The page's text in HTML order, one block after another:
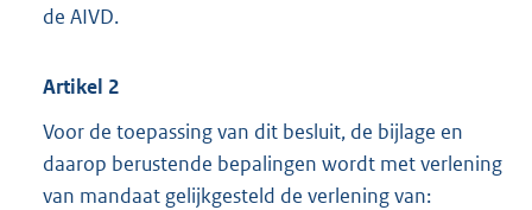
de AIVD.
Artikel 2
Voor de toepassing van dit besluit, de bijlage en
daarop berustende bepalingen wordt met verlening
van mandaat gelijkgesteld de verlening van: